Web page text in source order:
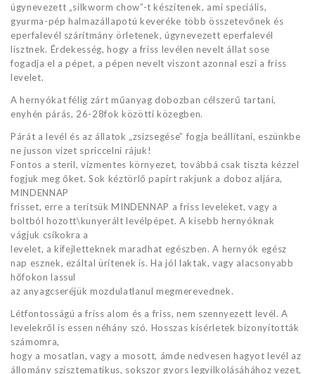
úgynevezett „silkworm chow”-t készítenek, ami speciális,
gyurma-pép halmazállapotú keveréke több összetevőnek és
eperfalevél szárítmány örletenek, úgynevezett eperfalevél
lisztnek. Érdekesség, hogy a friss levélen nevelt állat sose
fogadja el a pépet, a pépen nevelt viszont azonnal eszi a friss
levelet.
A hernyókat félig zárt műanyag dobozban célszerű tartani,
enyhén párás, 26-28fok közötti közegben.
Párát a levél és az állatok „zsizsegése” fogja beállítani, eszünkbe
ne jusson vizet spriccelni rájuk!
Fontos a steril, vízmentes környezet, továbbá csak tiszta kézzel
fogjuk meg őket. Sok kéztörlő papírt rakjunk a doboz aljára,
MINDENNAP
frisset, erre a terítsük MINDENNAP a friss leveleket, vagy a
boltból hozott\kunyerált levélpépet. A kisebb hernyóknak
vágjuk csíkokra a
levelet, a kifejletteknek maradhat egészben. A hernyók egész
nap esznek, ezáltal ürítenek is. Ha jól laktak, vagy alacsonyabb
hőfokon lassul
az anyagcseréjük mozdulatlanul megmerevednek.
Létfontosságú a friss alom és a friss, nem szennyezett levél. A
levelekről is essen néhány szó. Hosszas kísérletek bizonyították
számomra,
hogy a mosatlan, vagy a mosott, ámde nedvesen hagyot levél az
állomány szisztematikus, sokszor gyors legyilkolásáhához vezet,